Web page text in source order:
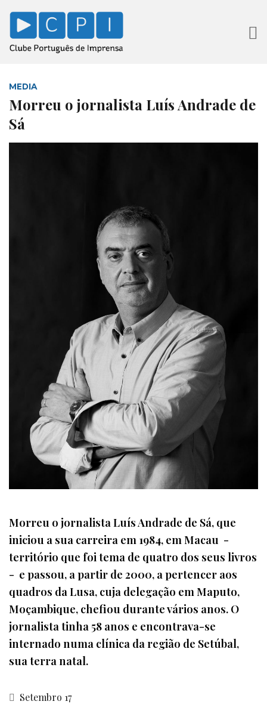
MEDIA
Morreu o jornalista Luís Andrade de
Sá
Morreu o jornalista Luís Andrade de Sá, que
iniciou a sua carreira em 1984, em Macau -
território que foi tema de quatro dos seus livros
- e passou, a partir de 2000, a pertencer aos
quadros da Lusa, cuja delegação em Maputo,
Moçambique, chefiou durante vários anos. O
jornalista tinha 58 anos e encontrava-se
internado numa clínica da região de Setúbal,
sua terra natal.
Setembro 17